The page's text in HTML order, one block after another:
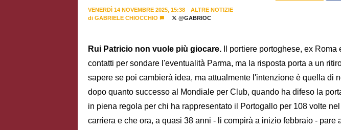
VENERDÌ 14 NOVEMBRE 2025, 15:38
ALTRE NOTIZIE
di GABRIELE CHIOCCHIO @GABRIOC
Rui Patricio non vuole più giocare. Il portiere portoghese, ex Roma
contatti per sondare l'eventualità Parma, ma la risposta porta a un
sapere se poi cambierà idea, ma attualmente l'intenzione è quella di
dopo quanto successo al Mondiale per Club, quando ha difeso la
in piena regola per chi ha rappresentato il Portogallo per 108 volte
carriera e che ora, a quasi 38 anni - li compirà a inizio febbraio - pare